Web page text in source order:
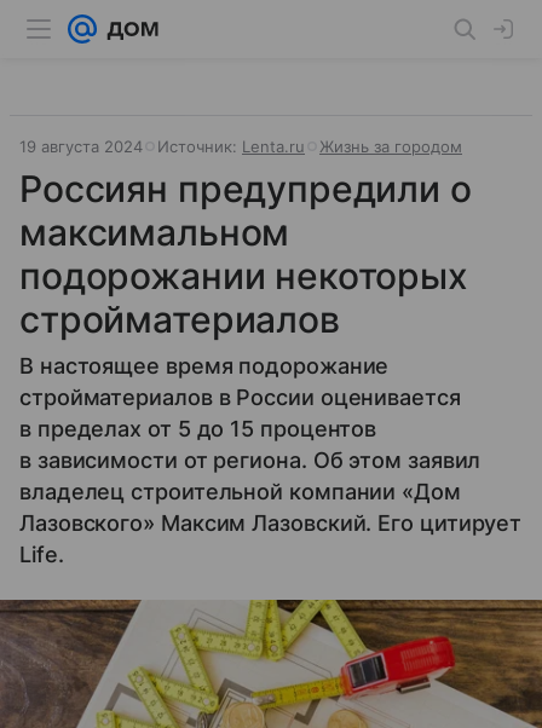
19 августа 2024 Источник: Lenta.ru Жизнь за городом
Россиян предупредили о
максимальном
подорожании некоторых
стройматериалов
В настоящее время подорожание
стройматериалов в России оценивается
в пределах от 5 до 15 процентов
в зависимости от региона. Об этом заявил
владелец строительной компании «Дом
Лазовского» Максим Лазовский. Его цитирует
Life.